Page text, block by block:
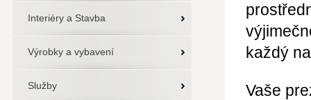
Interiéry a Stavba
Výrobky a vybavení
Služby
každý
Vaše